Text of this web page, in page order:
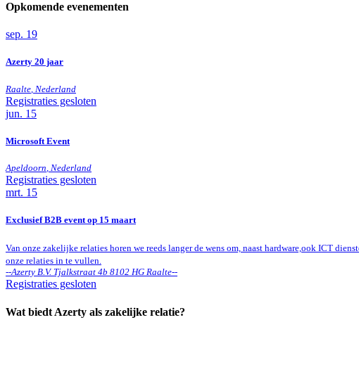
Opkomende evenementen
sep. 19
Azerty 20 jaar
Raalte Nederland
Registraties gesloten
jun. 15
Microsoft Event
Apeldoorn, Nederland
Registraties gesloten
mrt. 15
Exclusief B2B event op 15 maart
Van onze zakelijke relaties horen we reeds langer de wens om, naast hardware,ook ICT
onze relaties in te vullen.
--Azerty B.V. Tjalkstraat 4b 8102 HG Raalte--
Registraties gesloten
Wat biedt Azerty als zakelijke relatie?